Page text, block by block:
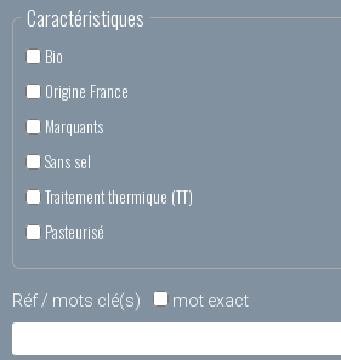
Caractéristiques
Bio
Origine France
Marquants
Sans sel
Traitement thermique (TT)
Pasteurisé
Réf / mots clé(s) mot exact